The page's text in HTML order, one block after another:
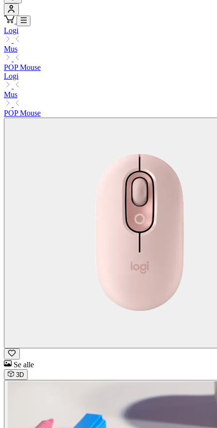
Logi
Mus
POP Mouse
Logi
Mus
POP Mouse
Se alle
3D